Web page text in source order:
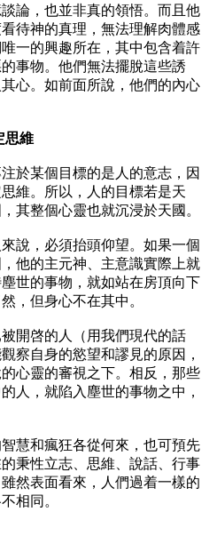
論，也並非真的領悟。而且他
待神的真理，無法理解肉體感
一的興趣所在，其中包含着許
事物。他們無法擺脫這些誘
心。如前面所說，他們的內心
思維
於某個目標的是人的意志，因
維。所以，人的目標若是天
其整個心靈也就沉浸於天國。
說，必須抬頭仰望。如果一個
他的主元神、主意識實際上就
世的事物，就如站在房頂向下
，但身心不在其中。
開啓的人（用我們現代的話
察自身的慾望和謬見的原因，
心靈的審視之下。相反，那些
人，就陷入塵世的事物之中，
慧和瘋狂各從何來，也可預先
秉性立志、思維、說話、行事
然表面看來，人們過着一樣的
相同。